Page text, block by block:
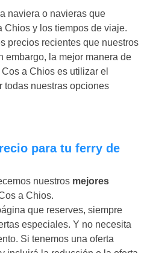
naviera o navieras que
Chios y los tiempos de viaje.
precios recientes que nuestros
embargo, la mejor manera de
a Chios es utilizar el
todas nuestras opciones
nuestros mejores
a Chios.
que reserves, siempre
especiales. Y no necesita
Si tenemos una oferta